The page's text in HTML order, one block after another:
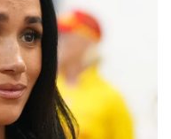
ഒരു ഹ്രസ്വ ദൂര
മോർഫിയെസ്സ്.
പ്രധാന കാരണം
.വിമാനങ്ങളെയും